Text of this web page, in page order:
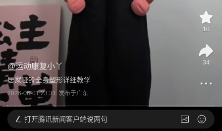
@运动康复小丫
居家哑铃全身塑形详细教学
2026-06-01 23:31 发布于广东
10
34
打开腾讯新闻客户端说两句